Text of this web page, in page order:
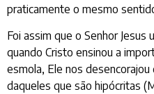
praticamente o mesmo
Foi assim que o Senhor
quando Cristo ensinou a
esmola, Ele nos
daqueles que são hipócritas